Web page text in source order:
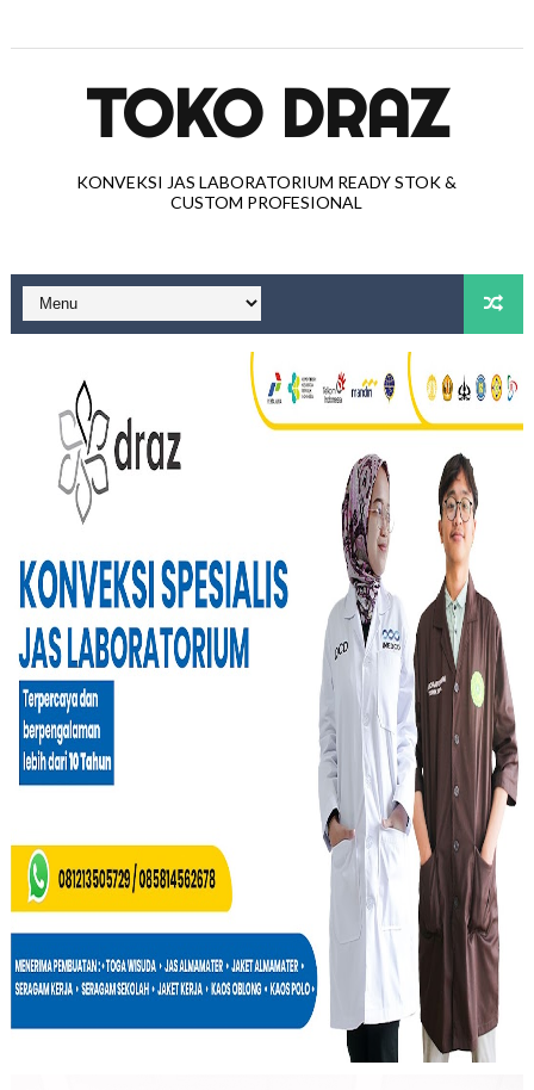
TOKO DRAZ
KONVEKSI JAS LABORATORIUM READY STOK &
CUSTOM PROFESIONAL